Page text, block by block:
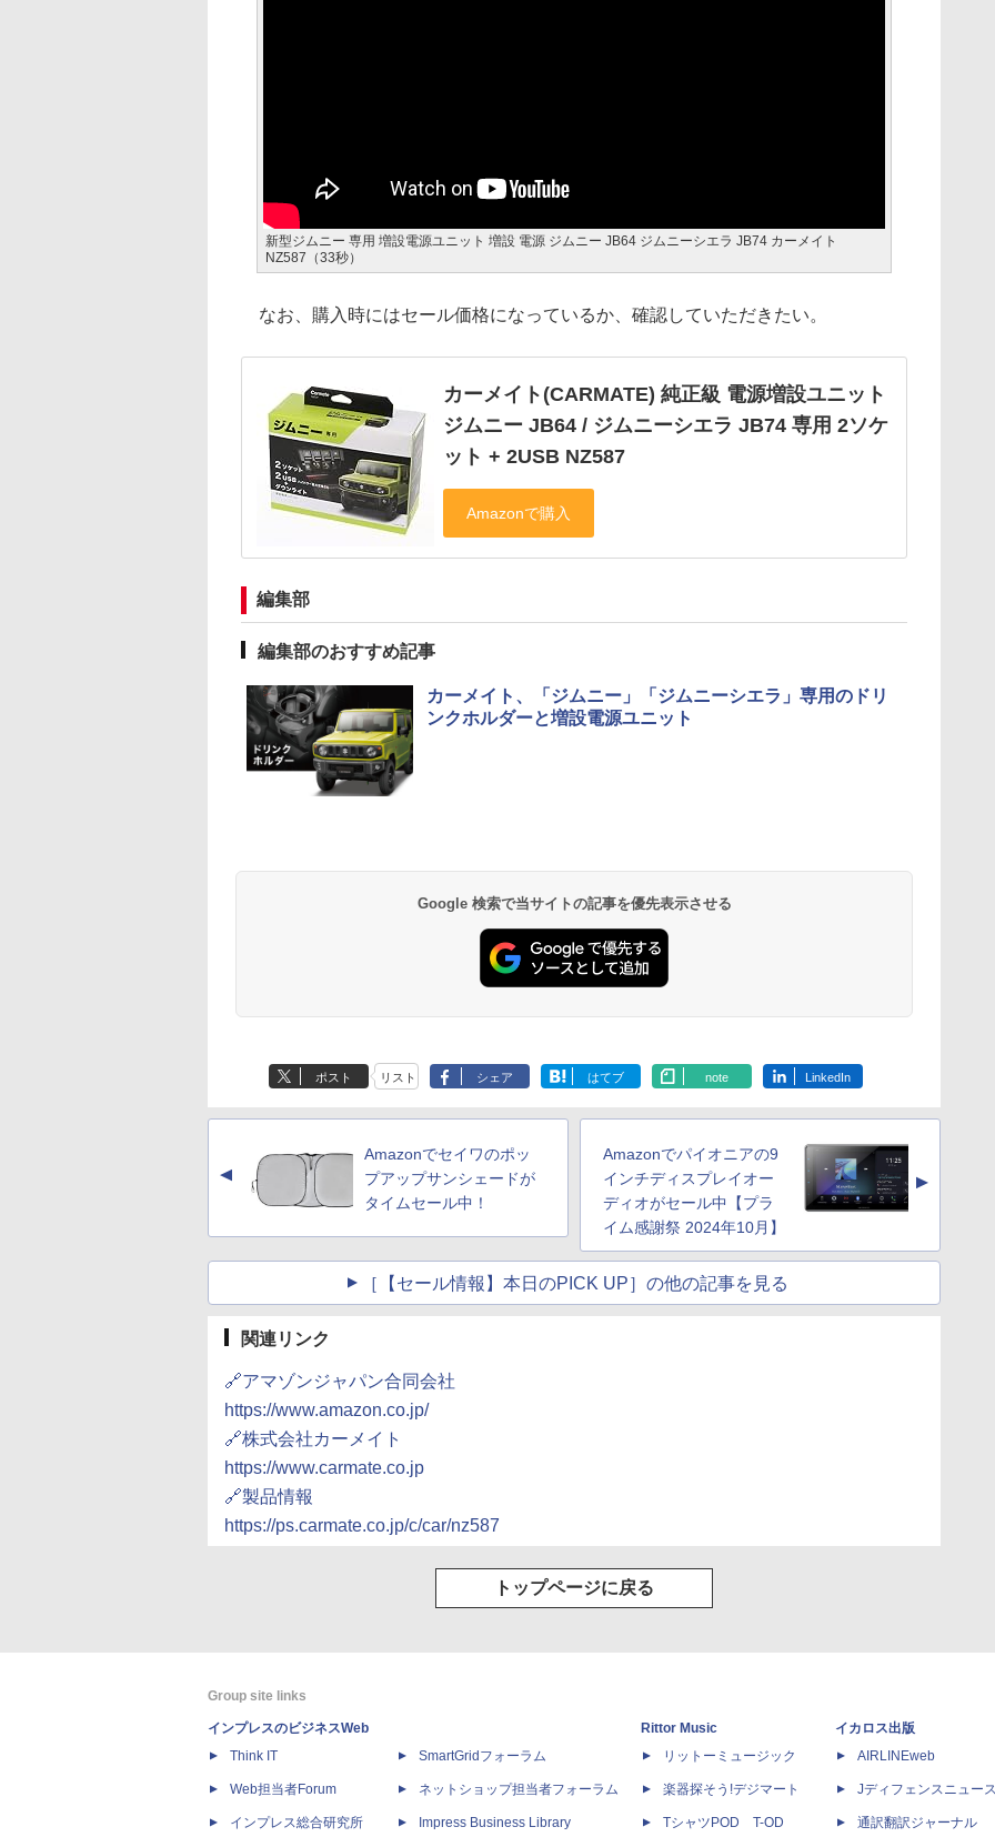
新型ジムニー 専用 増設電源ユニット 増設 電源 ジムニー JB64 ジムニーシエラ JB74 カーメイト
NZ587（33秒）
なお、購入時にはセール価格になっているか、確認していただきたい。
カーメイト(CARMATE) 純正級 電源増設ユニット
ジムニー JB64 / ジムニーシエラ JB74 専用 2ソケ
ット + 2USB NZ587
編集部
編集部のおすすめ記事
カーメイト、「ジムニー」「ジムニーシエラ」専用のドリ
ンクホルダーと増設電源ユニット
Google 検索で当サイトの記事を優先表示させる
ポスト リスト シェア はてブ note LinkedIn
▲
Amazonでセイワのポッ
プアップサンシェードが
タイムセール中！
Amazonでパイオニアの9
インチディスプレイオー
ディオがセール中【プラ
イム感謝祭 2024年10月】
▲
［【セール情報】本日のPICK UP］の他の記事を見る
関連リンク
🔗アマゾンジャパン合同会社
https://www.amazon.co.jp/
🔗株式会社カーメイト
https://www.carmate.co.jp
🔗製品情報
https://ps.carmate.co.jp/c/car/nz587
トップページに戻る
Group site links
インプレスのビジネスWeb
Think IT
Web担当者Forum
インプレス総合研究所
SmartGridフォーラム
ネットショップ担当者フォーラム
Impress Business Library
Rittor Music
リットーミュージック
楽器探そう!デジマート
TシャツPOD T-OD
イカロス出版
AIRLINEweb
Jディフェンスニュース
通訳翻訳ジャーナル